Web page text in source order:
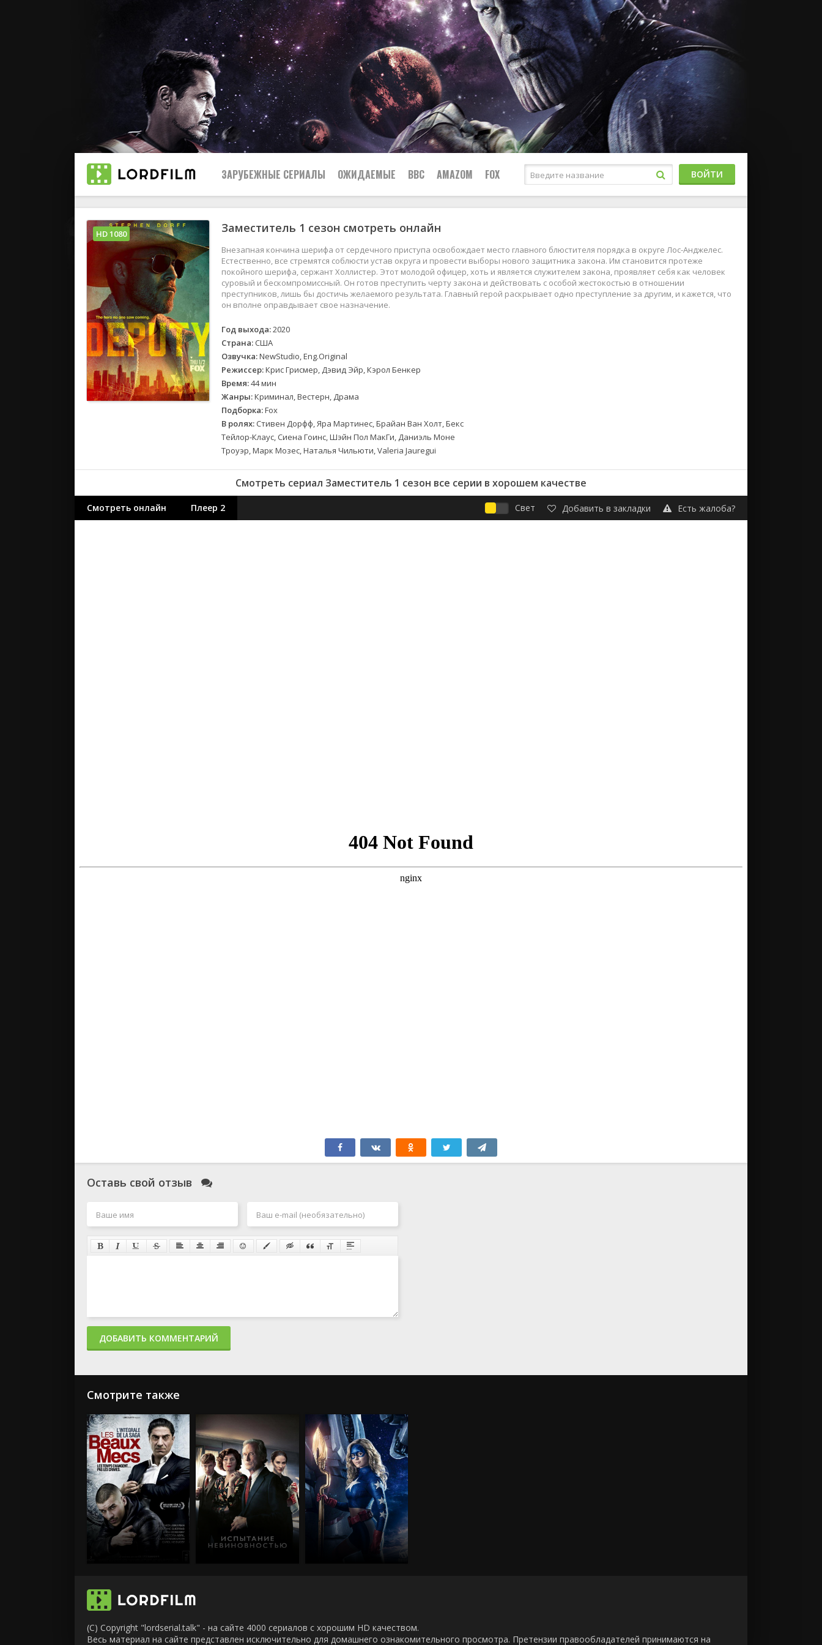
ЗАРУБЕЖНЫЕ СЕРИАЛЫ
Все
2019
2018
2017
Испания
Германия
Корея Южная
Канада
Индия
Франция
Боевики
Приключения
Детективы
Драмы
Триллеры
Военные
Семейные
Спортивные
ОЖИДАЕМЫЕ BBC AMAZOM FOX ВОЙТИ
Заместитель 1 сезон смотреть онлайн
Внезапная кончина шерифа от сердечного приступа освобождает место главного блюстителя порядка в округе Лос-Анджелес.
Естественно, все стремятся соблюсти устав округа и провести выборы нового защитника закона. Им становится протеже
покойного шерифа, сержант Холлистер. Этот молодой офицер, хоть и является служителем закона, проявляет себя как человек
суровый и бескомпромиссный. Он готов преступить черту закона и действовать с особой жестокостью в отношении
преступников, лишь бы достичь желаемого результата. Главный герой раскрывает одно преступление за другим, и кажется, что
он вполне оправдывает свое назначение.
Год выхода:2020
Страна: США
Озвучка:NewStudio, Eng.Original
Режиссер:Крис Грисмер, Дэвид Эйр, Кэрол Бенкер
Время:44 мин
Жанры:Криминал, Вестерн, Драма
Подборка:Fox
В ролях: Стивен Дорфф, Яра Мартинес, Брайан Ван Холт, Бекс
Тейлор-Клаус, Сиена Гоинс, Шэйн Пол МакГи, Даниэль Моне
Троуэр, Марк Мозес, Наталья Чильюти, Valeria Jauregui
HD 1080
Смотреть сериал Заместитель 1 сезон все серии в хорошем качестве
Смотреть онлайн Плеер 2 Свет Добавить в закладки Есть жалоба?
Оставь свой отзыв
ДОБАВИТЬ КОММЕНТАРИЙ
Смотрите также
(C) Copyright "lordserial.talk" - на сайте 4000 сериалов с хорошим HD качеством.
Весь материал на сайте представлен исключительно для домашнего ознакомительного просмотра. Претензии правообладателей принимаются на